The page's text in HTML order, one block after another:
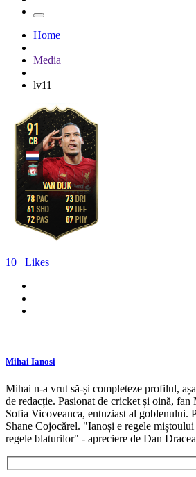
Home
Media
lv11
10 Likes
Mihai Ianosi
Mihai n-a vrut să-și completeze profilul,
de redacție. Pasionat de cricket și oină, fan
Sofia Vicoveanca, entuziast al goblenului.
Shane Cojocărel. "Ianoși e regele miștoului
regele blaturilor" - apreciere de Dan